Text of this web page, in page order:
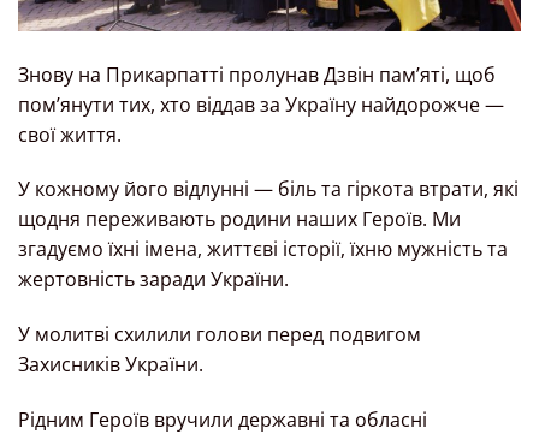
Знову на Прикарпатті пролунав Дзвін пам’яті, щоб
пом’янути тих, хто віддав за Україну найдорожче —
свої життя.
У кожному його відлунні — біль та гіркота втрати, які
щодня переживають родини наших Героїв. Ми
згадуємо їхні імена, життєві історії, їхню мужність та
жертовність заради України.
У молитві схилили голови перед подвигом
Захисників України.
Рідним Героїв вручили державні та обласні